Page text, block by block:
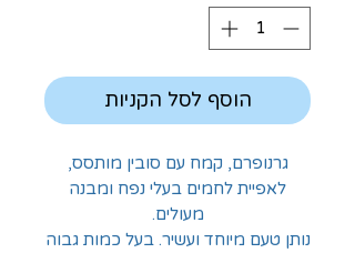
הוסף לסל הקניות
גרנופרם, קמח עם סובין מותסס,
לאפיית לחמים בעלי נפח ומבנה
מעולים.
נותן טעם מיוחד ועשיר. בעל כמות גבוה